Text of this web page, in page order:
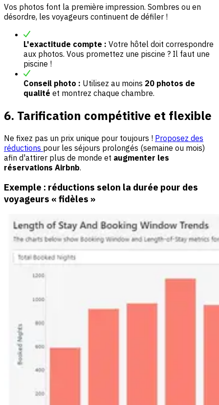
Vos photos font la première impression. Sombres ou en
désordre, les voyageurs continuent de défiler !
L'exactitude compte : Votre hôtel doit correspondre
aux photos. Vous promettez une piscine ? Il faut une
piscine !
Conseil photo : Utilisez au moins 20 photos de
qualité et montrez chaque chambre.
6. Tarification compétitive et flexible
Ne fixez pas un prix unique pour toujours ! Proposez des
réductions pour les séjours prolongés (semaine ou mois)
afin d'attirer plus de monde et augmenter les
réservations Airbnb.
Exemple : réductions selon la durée pour des
voyageurs « fidèles »